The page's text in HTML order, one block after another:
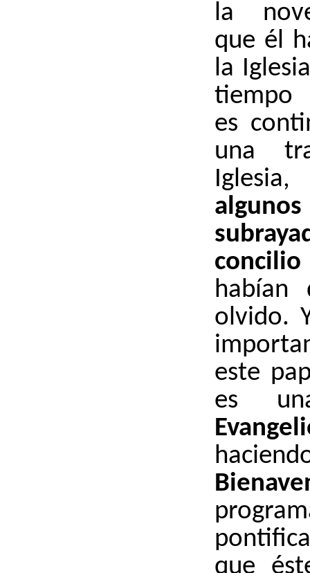
la
que él
la
tiempo
es
una
concilio
habían
olvido.
este
es
que